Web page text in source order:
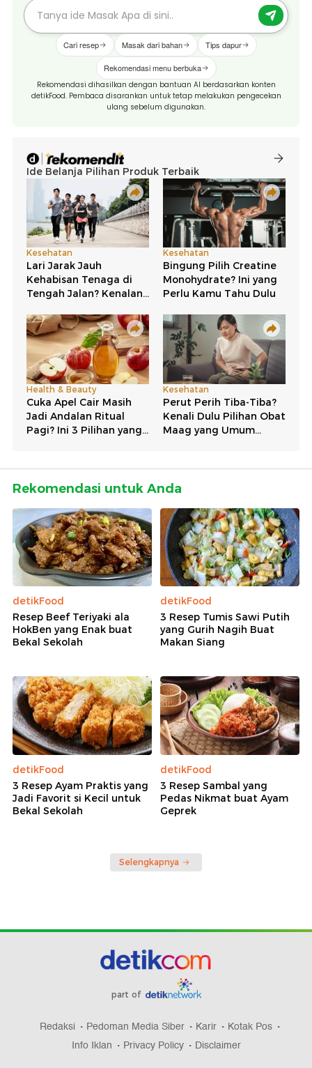
Cari resep Masak dari bahan Tips dapur
Rekomendasi menu berbuka
Rekomendasi dihasilkan dengan bantuan AI berdasarkan konten
detikFood. Pembaca disarankan untuk tetap melakukan pengecekan
ulang sebelum digunakan.
Rekomendasi untuk Anda
detikFood
Resep Beef Teriyaki ala
HokBen yang Enak buat
Bekal Sekolah
detikFood
3 Resep Tumis Sawi Putih
yang Gurih Nagih Buat
Makan Siang
detikFood
3 Resep Ayam Praktis yang
Jadi Favorit si Kecil untuk
Bekal Sekolah
detikFood
3 Resep Sambal yang
Pedas Nikmat buat Ayam
Geprek
Selengkapnya
part of
Redaksi Pedoman Media Siber Karir
Kotak Pos
Info Iklan
Privacy Policy Disclaimer